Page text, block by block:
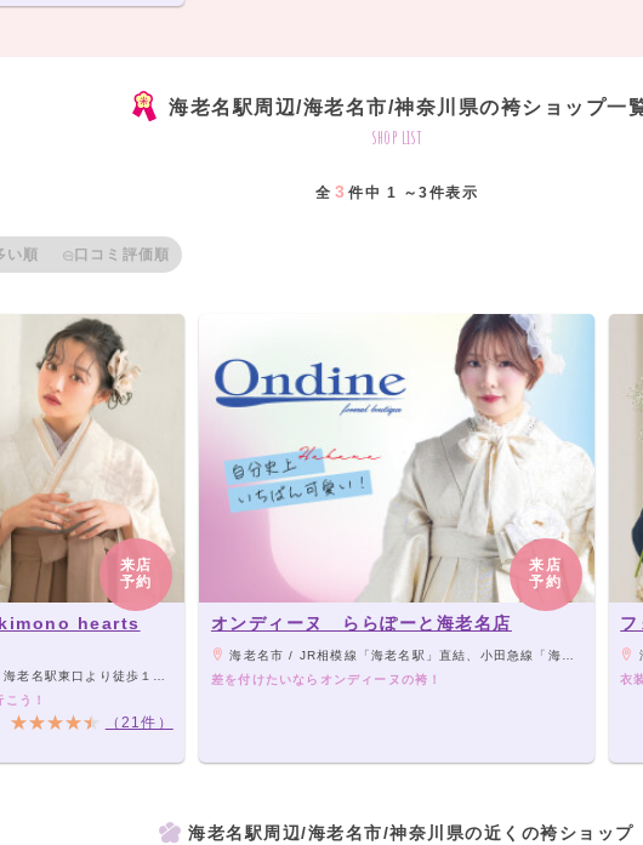
海老名駅周辺/海老名市/神奈川県の袴ショップ一
shop list
全 3 件中 1 ～3件表示
い順 口コミ評価順
来店
予約
kimono hearts
徒歩１分。ビナウォーク5番館3F。
う！
（21件）
来店
予約
オンディーヌ ららぽーと海老名店
海老名市 / JR相模線「海老名駅」直結、小田急線「海老名駅」より徒歩3分、相模鉄道本線「海老名駅」より徒歩4分
差を付けたいならオンディーヌの袴！
衣
海老名駅周辺/海老名市/神奈川県の近くの袴ショップ